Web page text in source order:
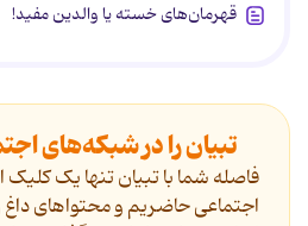
قهرمان‌های خسته یا والدین مفید!
تبیان را در شبکه‌های
فاصله شما با تبیان تنها یک
اجتماعی حاضریم و محتواهای داغ